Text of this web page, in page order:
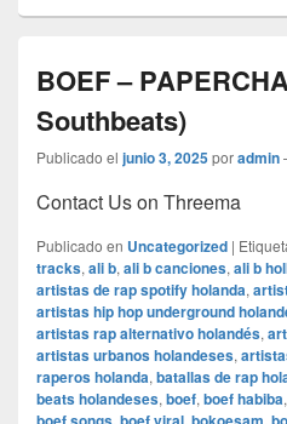
BOEF –
Southbeats)
Publicado el junio 3, 2025poradmin
Contact Us on Threema
Publicado en Uncategorized |
tracks, ali b, ali b canciones, ali b
artistas de rap spotify holanda,
artistas hip hop underground
artistas rap alternativo holandés,
artistas urbanos holandeses,
raperos holanda, batallas de rap
beats holandeses, boef, boef habiba,